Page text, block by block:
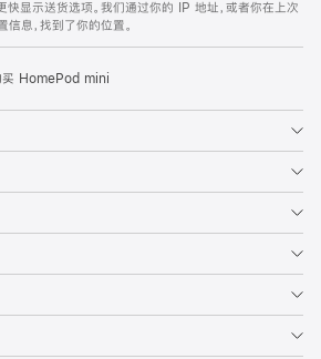
快显示送货选项。我们通过你的 IP 地址，或者你在上次
息，找到了你的位置。
买 HomePod mini